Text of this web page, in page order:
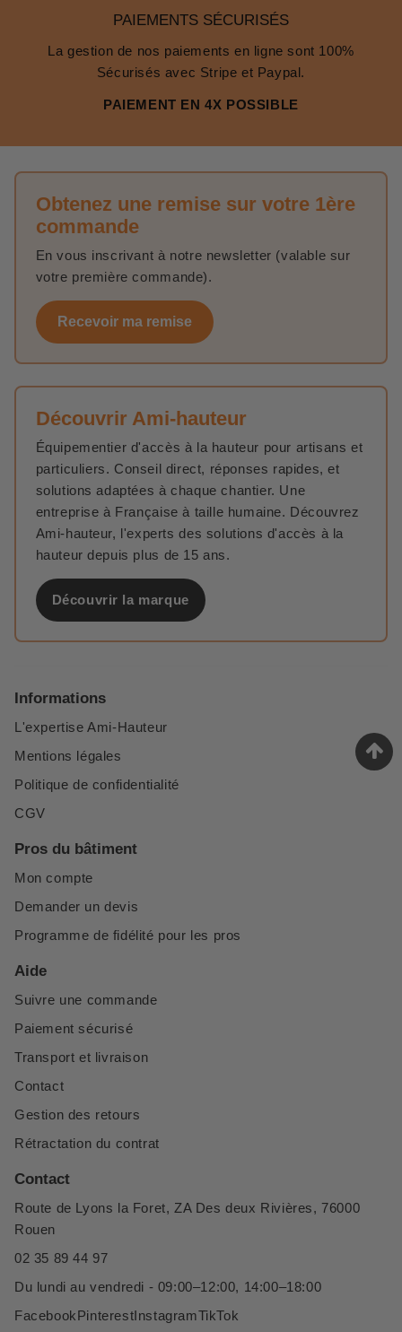
PAIEMENTS SÉCURISÉS
La gestion de nos paiements en ligne sont 100%
Sécurisés avec Stripe et Paypal.
PAIEMENT EN 4X POSSIBLE
Obtenez une remise sur votre 1ère
commande
En vous inscrivant à notre newsletter (valable sur
votre première commande).
Recevoir ma remise
Découvrir Ami-hauteur
Équipementier d'accès à la hauteur pour artisans et
particuliers. Conseil direct, réponses rapides, et
solutions adaptées à chaque chantier. Une
entreprise à Française à taille humaine. Découvrez
Ami-hauteur, l'experts des solutions d'accès à la
hauteur depuis plus de 15 ans.
Découvrir la marque
Informations
L'expertise Ami-Hauteur
Mentions légales
Politique de confidentialité
CGV
Pros du bâtiment
Mon compte
Demander un devis
Programme de fidélité pour les pros
Aide
Suivre une commande
Paiement sécurisé
Transport et livraison
Contact
Gestion des retours
Rétractation du contrat
Contact
Route de Lyons la Foret, ZA Des deux Rivières, 76000
Rouen
02 35 89 44 97
Du lundi au vendredi - 09:00–12:00, 14:00–18:00
FacebookPinterestInstagramTikTok